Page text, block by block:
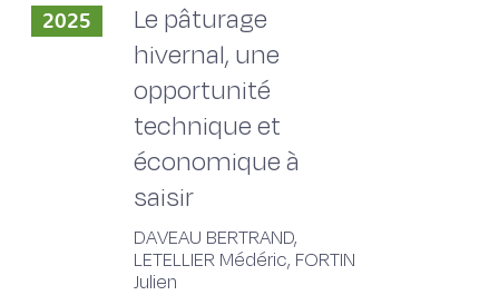
2025
Le pâturage
hivernal, une
opportunité
technique et
économique à
saisir
DAVEAU BERTRAND,
LETELLIER Médéric, FORTIN
Julien